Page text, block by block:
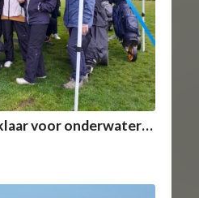
voor onderwater…